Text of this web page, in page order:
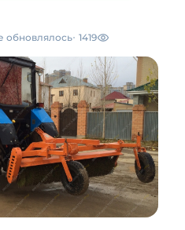
обновлялось 1419